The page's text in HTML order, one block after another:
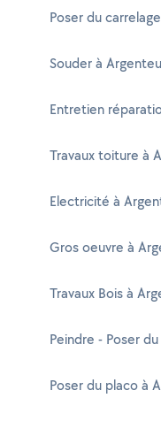
Poser du
Souder à
Entretien
Travaux toiture à
Electricité à
Gros oeuvre à
Travaux Bois à
Peindre - Poser
Poser du placo à